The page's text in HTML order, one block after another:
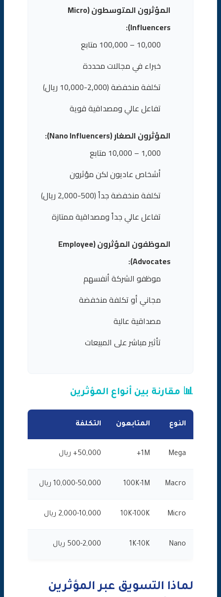
المؤثرون المتوسطون (Micro
Influencers):
10,000 – 100,000 متابع
خبراء في مجالات محددة
تكلفة منخفضة (2,000-10,000 ريال)
تفاعل عالي ومصداقية قوية
المؤثرون الصغار (Nano Influencers):
1,000 – 10,000 متابع
أشخاص عاديون لكن مؤثرون
تكلفة منخفضة جداً (500-2,000 ريال)
تفاعل عالي جداً ومصداقية ممتازة
الموظفون المؤثرون (Employee
Advocates):
موظفو الشركة أنفسهم
مجاني أو تكلفة منخفضة
مصداقية عالية
تأثير مباشر على المبيعات
📊 مقارنة بين أنواع المؤثرين
النوع المتابعون التكلفة
Mega
1M+ 50,000+ ريال
Macro
100K-1M 10,000-50,000 ريال
Micro
10K-100K 2,000-10,000 ريال
Nano
1K-10K 500-2,000 ريال
لماذا التسويق عبر المؤثرين